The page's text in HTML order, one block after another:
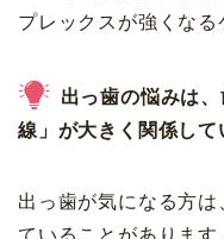
プレックスが強くなる
出っ歯の悩みは
線」が大きく関係して
出っ歯が気になる方
ていることがあります